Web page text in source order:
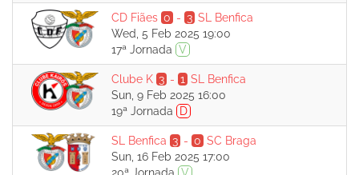
CD Fiães 0 - 3 SL Benfica
Wed, 5 Feb 2025 19:00
17ª Jornada V
Clube K 3 - 1 SL Benfica
Sun, 9 Feb 2025 16:00
19ª Jornada
D
SL Benfica 3 - 0 SC Braga
Sun, 16 Feb 2025 17:00
20ª Jornada V